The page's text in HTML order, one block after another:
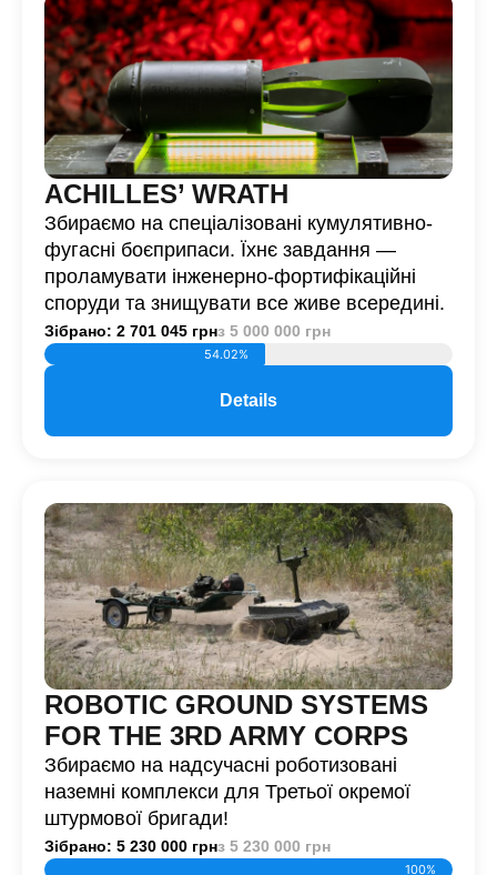
ACHILLES’ WRATH
Збираємо на спеціалізовані кумулятивно-
фугасні боєприпаси. Їхнє завдання —
проламувати інженерно-фортифікаційні
споруди та знищувати все живе всередині.
Зібрано: 2 701 045 грнз 5 000 000 грн
54.02%
Details
ROBOTIC GROUND SYSTEMS
FOR THE 3RD ARMY CORPS
Збираємо на надсучасні роботизовані
наземні комплекси для Третьої окремої
штурмової бригади!
Зібрано: 5 230 000 грнз 5 230 000 грн
100%